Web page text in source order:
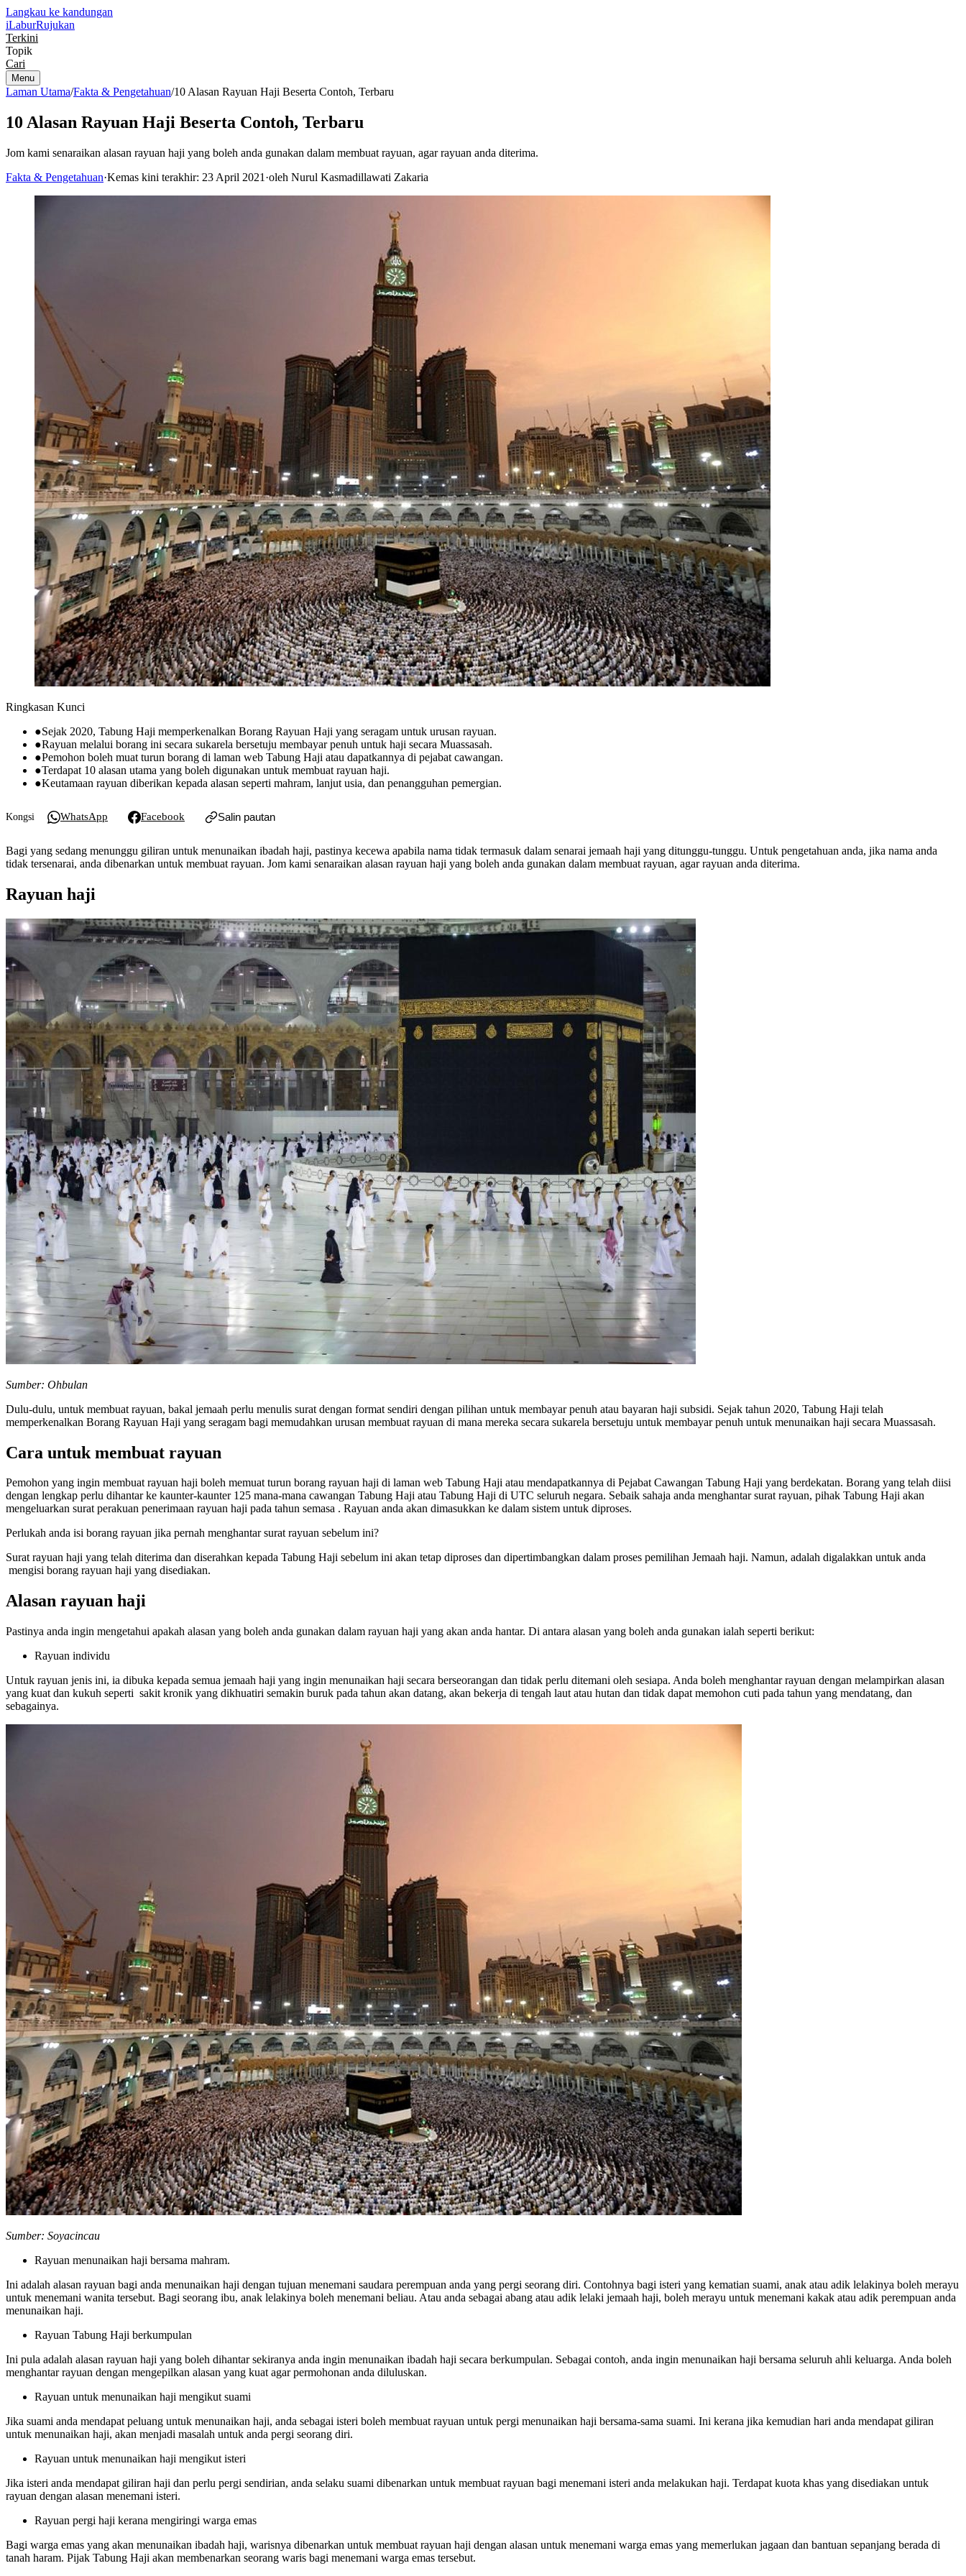
Langkau ke kandungan
iLaburRujukan
Terkini
Topik
Cari
Menu
Laman Utama/Fakta & Pengetahuan/10 Alasan Rayuan Haji Beserta Contoh, Terbaru
10 Alasan Rayuan Haji Beserta Contoh, Terbaru
Jom kami senaraikan alasan rayuan haji yang boleh anda gunakan dalam membuat rayuan, agar rayuan anda diterima.
Fakta & Pengetahuan·Kemas kini terakhir: 23 April 2021 ·oleh Nurul Kasmadillawati Zakaria
Ringkasan Kunci
●Sejak 2020, Tabung Haji memperkenalkan Borang Rayuan Haji yang seragam untuk urusan rayuan.
●Rayuan melalui borang ini secara sukarela bersetuju membayar penuh untuk haji secara Muassasah.
●Pemohon boleh muat turun borang di laman web Tabung Haji atau dapatkannya di pejabat cawangan.
●Terdapat 10 alasan utama yang boleh digunakan untuk membuat rayuan haji.
●Keutamaan rayuan diberikan kepada alasan seperti mahram, lanjut usia, dan penangguhan pemergian.
Kongsi WhatsApp Facebook Salin pautan
Bagi yang sedang menunggu giliran untuk menunaikan ibadah haji, pastinya kecewa apabila nama tidak termasuk dalam senarai jemaah haji yang ditunggu-tunggu. Untuk pengetahuan anda, jika nama anda
tidak tersenarai, anda dibenarkan untuk membuat rayuan. Jom kami senaraikan alasan rayuan haji yang boleh anda gunakan dalam membuat rayuan, agar rayuan anda diterima.
Rayuan haji
Sumber: Ohbulan
Dulu-dulu, untuk membuat rayuan, bakal jemaah perlu menulis surat dengan format sendiri dengan pilihan untuk membayar penuh atau bayaran haji subsidi. Sejak tahun 2020, Tabung Haji telah
memperkenalkan Borang Rayuan Haji yang seragam bagi memudahkan urusan membuat rayuan di mana mereka secara sukarela bersetuju untuk membayar penuh untuk menunaikan haji secara Muassasah.
Cara untuk membuat rayuan
Pemohon yang ingin membuat rayuan haji boleh memuat turun borang rayuan haji di laman web Tabung Haji atau mendapatkannya di Pejabat Cawangan Tabung Haji yang berdekatan. Borang yang telah diisi
dengan lengkap perlu dihantar ke kaunter-kaunter 125 mana-mana cawangan Tabung Haji atau Tabung Haji di UTC seluruh negara. Sebaik sahaja anda menghantar surat rayuan, pihak Tabung Haji akan
mengeluarkan surat perakuan penerimaan rayuan haji pada tahun semasa . Rayuan anda akan dimasukkan ke dalam sistem untuk diproses.
Perlukah anda isi borang rayuan jika pernah menghantar surat rayuan sebelum ini?
Surat rayuan haji yang telah diterima dan diserahkan kepada Tabung Haji sebelum ini akan tetap diproses dan dipertimbangkan dalam proses pemilihan Jemaah haji. Namun, adalah digalakkan untuk anda
mengisi borang rayuan haji yang disediakan.
Alasan rayuan haji
Pastinya anda ingin mengetahui apakah alasan yang boleh anda gunakan dalam rayuan haji yang akan anda hantar. Di antara alasan yang boleh anda gunakan ialah seperti berikut:
Rayuan individu
Untuk rayuan jenis ini, ia dibuka kepada semua jemaah haji yang ingin menunaikan haji secara berseorangan dan tidak perlu ditemani oleh sesiapa. Anda boleh menghantar rayuan dengan melampirkan alasan
yang kuat dan kukuh seperti sakit kronik yang dikhuatiri semakin buruk pada tahun akan datang, akan bekerja di tengah laut atau hutan dan tidak dapat memohon cuti pada tahun yang mendatang, dan
sebagainya.
Sumber: Soyacincau
Rayuan menunaikan haji bersama mahram.
Ini adalah alasan rayuan bagi anda menunaikan haji dengan tujuan menemani saudara perempuan anda yang pergi seorang diri. Contohnya bagi isteri yang kematian suami, anak atau adik lelakinya boleh merayu
untuk menemani wanita tersebut. Bagi seorang ibu, anak lelakinya boleh menemani beliau. Atau anda sebagai abang atau adik lelaki jemaah haji, boleh merayu untuk menemani kakak atau adik perempuan anda
menunaikan haji.
Rayuan Tabung Haji berkumpulan
Ini pula adalah alasan rayuan haji yang boleh dihantar sekiranya anda ingin menunaikan ibadah haji secara berkumpulan. Sebagai contoh, anda ingin menunaikan haji bersama seluruh ahli keluarga. Anda boleh
menghantar rayuan dengan mengepilkan alasan yang kuat agar permohonan anda diluluskan.
Rayuan untuk menunaikan haji mengikut suami
Jika suami anda mendapat peluang untuk menunaikan haji, anda sebagai isteri boleh membuat rayuan untuk pergi menunaikan haji bersama-sama suami. Ini kerana jika kemudian hari anda mendapat giliran
untuk menunaikan haji, akan menjadi masalah untuk anda pergi seorang diri.
Rayuan untuk menunaikan haji mengikut isteri
Jika isteri anda mendapat giliran haji dan perlu pergi sendirian, anda selaku suami dibenarkan untuk membuat rayuan bagi menemani isteri anda melakukan haji. Terdapat kuota khas yang disediakan untuk
rayuan dengan alasan menemani isteri.
Rayuan pergi haji kerana mengiringi warga emas
Bagi warga emas yang akan menunaikan ibadah haji, warisnya dibenarkan untuk membuat rayuan haji dengan alasan untuk menemani warga emas yang memerlukan jagaan dan bantuan sepanjang berada di
tanah haram. Pijak Tabung Haji akan membenarkan seorang waris bagi menemani warga emas tersebut.